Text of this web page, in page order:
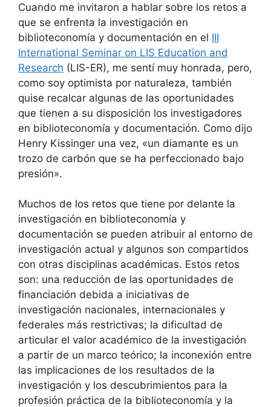
Cuando me invitaron a hablar sobre los retos a
que se enfrenta la investigación en
biblioteconomía y documentación en el III
International Seminar on LIS Education and
Research (LIS-ER), me sentí muy honrada, pero,
como soy optimista por naturaleza, también
quise recalcar algunas de las oportunidades
que tienen a su disposición los investigadores
en biblioteconomía y documentación. Como dijo
Henry Kissinger una vez, «un diamante es un
trozo de carbón que se ha perfeccionado bajo
presión».
Muchos de los retos que tiene por delante la
investigación en biblioteconomía y
documentación se pueden atribuir al entorno de
investigación actual y algunos son compartidos
con otras disciplinas académicas. Estos retos
son: una reducción de las oportunidades de
financiación debida a iniciativas de
investigación nacionales, internacionales y
federales más restrictivas; la dificultad de
articular el valor académico de la investigación
a partir de un marco teórico; la inconexión entre
las implicaciones de los resultados de la
investigación y los descubrimientos para la
profesión práctica de la biblioteconomía y la